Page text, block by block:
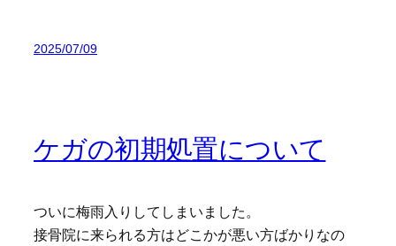
2025/07/09
ケガの初期処置について
ついに梅雨入りしてしまいました。
接骨院に来られる方はどこかが悪い方ばかりなの